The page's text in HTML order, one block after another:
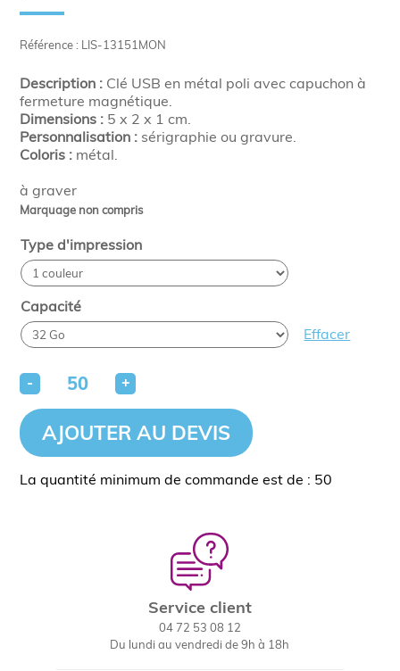
Référence : LIS-13151MON
à graver
Marquage non compris
Description : Clé USB en métal poli avec capuchon à
fermeture magnétique.
Dimensions : 5 x 2 x 1 cm.
Personnalisation : sérigraphie ou gravure.
Coloris : métal.
Type d'impression
Capacité
Effacer
- +
AJOUTER AU DEVIS
La quantité minimum de commande est de : 50
Service client
04 72 53 08 12
Du lundi au vendredi de 9h à 18h